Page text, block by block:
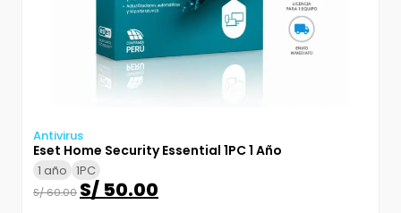
Antivirus
Eset Home Security Essential 1PC 1 Año
1 año 1PC
S/60.00 S/ 50.00